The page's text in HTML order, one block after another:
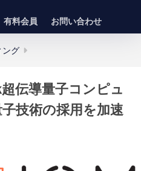
有料会員 お問い合わせ
ング
伝導量子コンピュ
技術の採用を加速